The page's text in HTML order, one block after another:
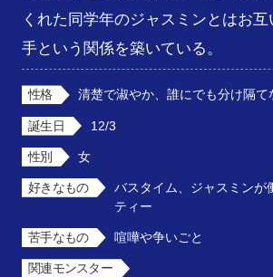
くれた同学年のジャスミンとはお
手という関係を築いている。
性格 清楚で淑やか、誰にでも分け隔て
誕生日 12/3
性別 女
好きなもの
バスタイム、ジャスミンが
ティー
苦手なもの 喧嘩や争いごと
関連モンスター